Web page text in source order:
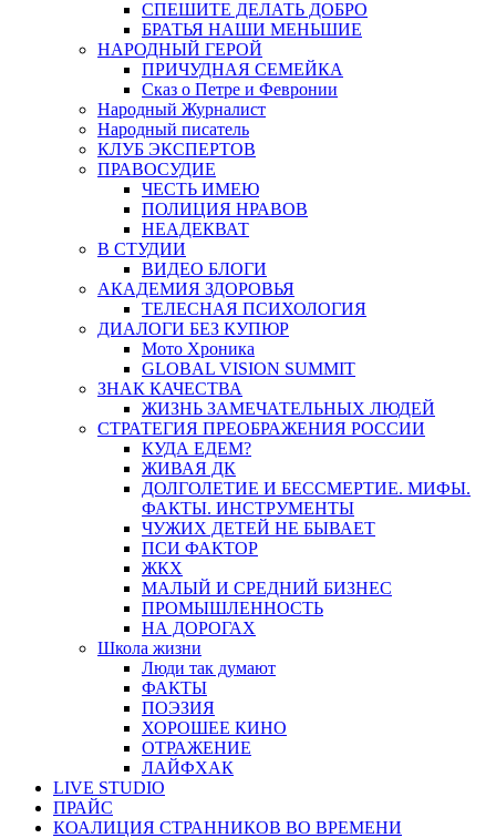
СПЕШИТЕ ДЕЛАТЬ ДОБРО
БРАТЬЯ НАШИ МЕНЬШИЕ
НАРОДНЫЙ ГЕРОЙ
ПРИЧУДНАЯ СЕМЕЙКА
Сказ о Петре и Февронии
Народный Журналист
Народный писатель
КЛУБ ЭКСПЕРТОВ
ПРАВОСУДИЕ
ЧЕСТЬ ИМЕЮ
ПОЛИЦИЯ НРАВОВ
НЕАДЕКВАТ
В СТУДИИ
ВИДЕО БЛОГИ
АКАДЕМИЯ ЗДОРОВЬЯ
ТЕЛЕСНАЯ ПСИХОЛОГИЯ
ДИАЛОГИ БЕЗ КУПЮР
Мото Хроника
GLOBAL VISION SUMMIT
ЗНАК КАЧЕСТВА
ЖИЗНЬ ЗАМЕЧАТЕЛЬНЫХ ЛЮДЕЙ
СТРАТЕГИЯ ПРЕОБРАЖЕНИЯ РОССИИ
КУДА ЕДЕМ?
ЖИВАЯ ДК
ДОЛГОЛЕТИЕ И БЕССМЕРТИЕ. МИФЫ.
ФАКТЫ. ИНСТРУМЕНТЫ
ЧУЖИХ ДЕТЕЙ НЕ БЫВАЕТ
ПСИ ФАКТОР
ЖКХ
МАЛЫЙ И СРЕДНИЙ БИЗНЕС
ПРОМЫШЛЕННОСТЬ
НА ДОРОГАХ
Школа жизни
Люди так думают
ФАКТЫ
ПОЭЗИЯ
ХОРОШЕЕ КИНО
ОТРАЖЕНИЕ
ЛАЙФХАК
LIVE STUDIO
ПРАЙС
КОАЛИЦИЯ СТРАННИКОВ ВО ВРЕМЕНИ